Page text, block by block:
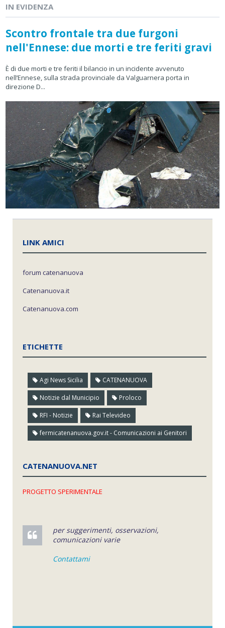
IN EVIDENZA
Scontro frontale tra due furgoni
nell'Ennese: due morti e tre feriti gravi
È di due morti e tre feriti il bilancio in un incidente avvenuto
nell’Ennese, sulla strada provinciale da Valguarnera porta in
direzione D...
LINK AMICI
forum catenanuova
Catenanuova.it
Catenanuova.com
ETICHETTE
Agi News Sicilia CATENANUOVA
Notizie dal Municipio Proloco
RFI - Notizie Rai Televideo
fermicatenanuova.gov.it - Comunicazioni ai Genitori
CATENANUOVA.NET
PROGETTO SPERIMENTALE
per suggerimenti, osservazioni,
comunicazioni varie
Contattami